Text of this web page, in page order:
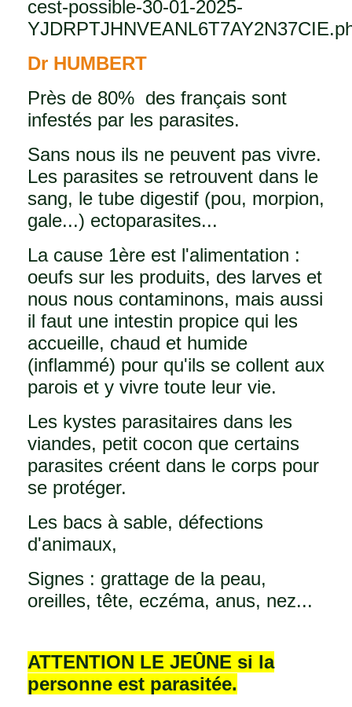
cest-possible-30-01-2025-
Dr HUMBERT
Près de 80% des français sont
infestés par les parasites.
Sans nous ils ne peuvent pas vivre.
Les parasites se retrouvent dans le
sang, le tube digestif (pou, morpion,
gale...) ectoparasites...
La cause 1ère est l'alimentation :
oeufs sur les produits, des larves et
nous nous contaminons, mais aussi
il faut une intestin propice qui les
accueille, chaud et humide
(inflammé) pour qu'ils se collent aux
parois et y vivre toute leur vie.
Les kystes parasitaires dans les
viandes, petit cocon que certains
parasites créent dans le corps pour
se protéger.
Les bacs à sable, défections
d'animaux,
Signes : grattage de la peau,
oreilles, tête, eczéma, anus, nez...
ATTENTION LE JEÛNE si la
personne est parasitée.